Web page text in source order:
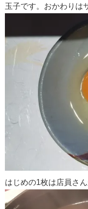
玉子です。おかわりは
はじめの1枚は店員さ